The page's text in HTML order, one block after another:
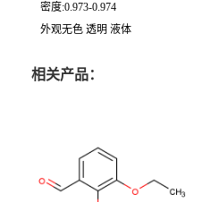
密度:0.973-0.974
外观无色 透明 液体
相关产品：